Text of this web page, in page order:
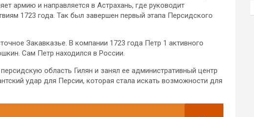
армию и направляется в Астрахань, где руководит
1723 года. Так был завершен первый этапа Персидского
Закавказье. В компании 1723 года Петр 1 активного
Сам Петр находился в России.
область Гилян и занял ее административный центр
удар для Персии, которая стала искать возможности для